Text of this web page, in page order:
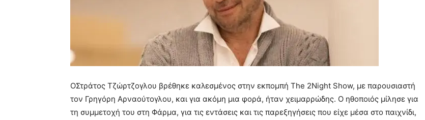
ΟΣτράτος Τζώρτζογλου βρέθηκε καλεσμένος στην εκπομπή The 2Night Show, με παρουσιαστή
τον Γρηγόρη Αρναούτογλου, και για ακόμη μια φορά, ήταν χειμαρρώδης. Ο ηθοποιός μίλησε για
τη συμμετοχή του στη Φάρμα, για τις εντάσεις και τις παρεξηγήσεις που είχε μέσα στο παιχνίδι,